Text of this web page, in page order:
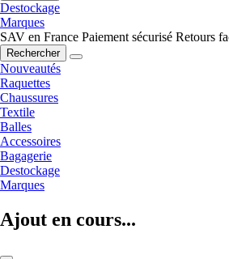
Destockage
Marques
SAV en France Paiement sécurisé Retours
Rechercher
Nouveautés
Raquettes
Chaussures
Textile
Balles
Accessoires
Bagagerie
Destockage
Marques
Ajout en cours...